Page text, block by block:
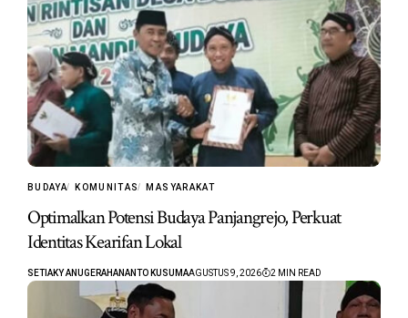
BUDAYA KOMUNITAS MASYARAKAT
Optimalkan Potensi Budaya Panjangrejo, Perkuat
Identitas Kearifan Lokal
SETIAKY ANUGERAHANANTO KUSUMAAGUSTUS 9, 2026 2 MIN READ